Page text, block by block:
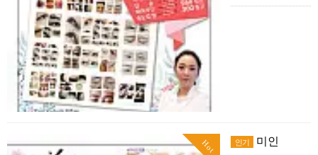
Hot 인기 미인